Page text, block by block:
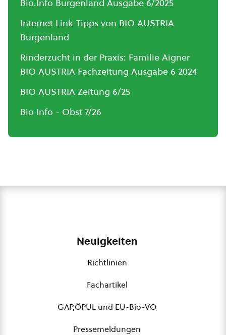
Bio.Info Burgenland Ausgabe 6/2025
Internet Link-Tipps von BIO AUSTRIA
Burgenland
Rinderzucht in der Praxis: Familie Aigner
BIO AUSTRIA Fachzeitung Ausgabe 6 2024
BIO AUSTRIA Zeitung 6/25
Bio Info - Obst 7/26
Neuigkeiten
Richtlinien
Fachartikel
GAP,ÖPUL und EU-Bio-VO
Pressemeldungen